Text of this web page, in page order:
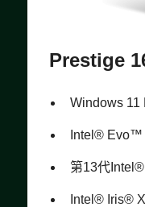
Prestige
Windows 11
Intel® Evo™
第13代
Intel® Iris®